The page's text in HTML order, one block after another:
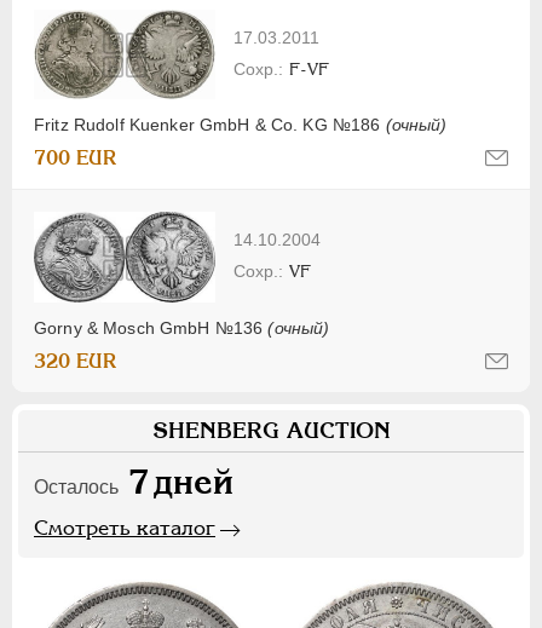
17.03.2011
Fritz Rudolf Kuenker GmbH & Co. KG №186 (очный)
F-VF
700 EUR
14.10.2004
Gorny & Mosch GmbH №136(очный)
VF
320 EUR
SHENBERG AUCTION
Осталось 7дней
Смотреть каталог